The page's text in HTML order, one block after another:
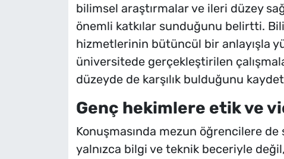
bilimsel araştırmalar ve ileri düzey
önemli katkılar sunduğunu belirtti.
hizmetlerinin bütüncül bir anlayışla
üniversitede gerçekleştirilen
düzeyde de karşılık bulduğunu
Genç hekimlere etik ve
Konuşmasında mezun öğrencilere
yalnızca bilgi ve teknik beceriyle